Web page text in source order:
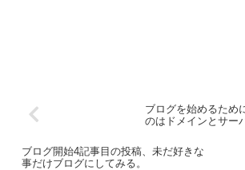
ブログを始めるため
のはドメインとサー
ブログ開始4記事目の投稿、未だ好きな
事だけブログにしてみる。